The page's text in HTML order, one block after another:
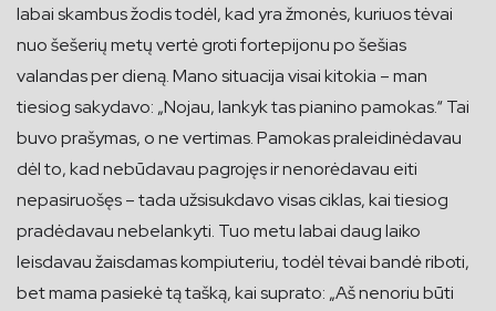
labai skambus žodis todėl, kad yra žmonės, kuriuos tėvai
nuo šešerių metų vertė groti fortepijonu po šešias
valandas per dieną. Mano situacija visai kitokia – man
tiesiog sakydavo: „Nojau, lankyk tas pianino pamokas.“ Tai
buvo prašymas, o ne vertimas. Pamokas praleidinėdavau
dėl to, kad nebūdavau pagrojęs ir nenorėdavau eiti
nepasiruošęs – tada užsisukdavo visas ciklas, kai tiesiog
pradėdavau nebelankyti. Tuo metu labai daug laiko
leisdavau žaisdamas kompiuteriu, todėl tėvai bandė riboti,
bet mama pasiekė tą tašką, kai suprato: „Aš nenoriu būti